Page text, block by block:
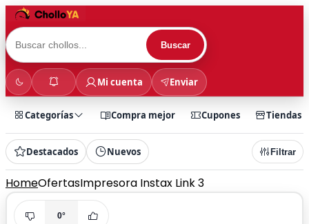
Buscar
Mi cuenta Enviar
Categorías Compra mejor Cupones Tiendas
Destacados Nuevos Filtrar
HomeOfertasImpresora Instax Link 3
0°